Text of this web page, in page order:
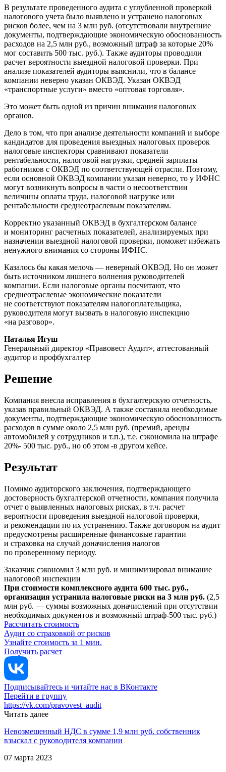
В результате проведенного аудита с углубленной проверкой
налогового учета было выявлено и устранено налоговых
рисков более, чем на 3 млн руб. (отсутствовали внутренние
документы, подтверждающие экономическую обоснованность
расходов на 2,5 млн руб., возможный штраф за которые 20%
мог составить 500 тыс. руб.). Также аудиторы проводили
расчет вероятности выездной налоговой проверки. При
анализе показателей аудиторы выяснили, что в балансе
компании неверно указан ОКВЭД. Указан ОКВЭД
«транспортные услуги» вместо «оптовая торговля».
Это может быть одной из причин внимания налоговых
органов.
Дело в том, что при анализе деятельности компаний и выборе
кандидатов для проведения выездных налоговых проверок
налоговые инспекторы сравнивают показатели
рентабельности, налоговой нагрузки, средней зарплаты
работников с ОКВЭД по соответствующей отрасли. Поэтому,
если основной ОКВЭД компании указан неверно, то у ИФНС
могут возникнуть вопросы в части о несоответствии
величины оплаты труда, налоговой нагрузке или
рентабельности среднеотраслевым показателям.
Корректно указанный ОКВЭД в бухгалтерском балансе
и мониторинг расчетных показателей, анализируемых при
назначении выездной налоговой проверки, поможет избежать
ненужного внимания со стороны ИФНС.
Казалось бы какая мелочь — неверный ОКВЭД. Но он может
быть источником лишнего волнения руководителей
компании. Если налоговые органы посчитают, что
среднеотраслевые экономические показатели
не соответствуют показателям налогоплательщика,
руководителя могут вызвать в налоговую инспекцию
«на разговор».
Наталья Игуш
Генеральный директор «Правовест Аудит», аттестованный
аудитор и профбухгалтер
Решение
Компания внесла исправления в бухгалтерскую отчетность,
указав правильный ОКВЭД. А также составила необходимые
документы, подтверждающие экономическую обоснованность
расходов в сумме около 2,5 млн руб. (премий, аренды
автомобилей у сотрудников и т.п.), т.е. сэкономила на штрафе
20%- 500 тыс. руб., но об этом -в другом кейсе.
Результат
Помимо аудиторского заключения, подтверждающего
достоверность бухгалтерской отчетности, компания получила
отчет о выявленных налоговых рисках, в т.ч. расчет
вероятности проведения выездной налоговой проверки,
и рекомендации по их устранению. Также договором на аудит
предусмотрены расширенные финансовые гарантии
и страховка на случай доначисления налогов
по проверенному периоду.
Заказчик сэкономил 3 млн руб. и минимизировал внимание
налоговой инспекции
При стоимости комплексного аудита 600 тыс. руб.,
организация устранила налоговые риски на 3 млн руб. (2,5
млн руб. — суммы возможных доначислений при отсутствии
необходимых документов и возможный штраф-500 тыс. руб.)
Рассчитать стоимость
Аудит со страховкой от рисков
Узнайте стоимость за 1 мин.
Получить расчет
Подписывайтесь и читайте нас в ВКонтакте
Перейти в группу
https://vk.com/pravovest_audit
Читать далее
Невозмещенный НДС в сумме 1,9 млн руб. собственник
взыскал с руководителя компании
07 марта 2023